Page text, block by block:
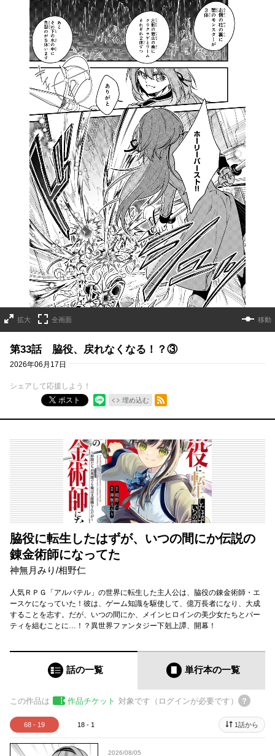
拡大 全画面 移動
第33話 脇役、戻れなくなる！？③
2026年06月17日
シェアして応援しよう！
ポスト
埋め込む
RSSフィード
脇役に転生したはずが、いつの間にか伝説の
錬金術師になってた
神無月みり/相野仁
人気ＲＰＧ「アルバテル」の世界に転生した主人公は、脇役の錬金術師・エ
ースケになっていた！彼は、ゲーム知識を駆使して、億万長者になり、大成
することを志す。だが、いつの間にか、メインヒロインの美少女たちとパー
ティを組むことに…！？異世界ファンタジー下剋上譚、開幕！
話の一覧 単行本の一覧
この作品は 作品チケット 対象です（ログインが必要です）
68 - 19 18 - 1 1話から
2026/08/05